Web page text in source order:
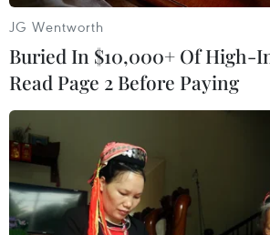
Mỹ
Theo dõi VietnamPlus
Bầu cử Mỹ
JG Wentworth
Buried In $10,000+ Of High-
Read Page 2 Before Paying